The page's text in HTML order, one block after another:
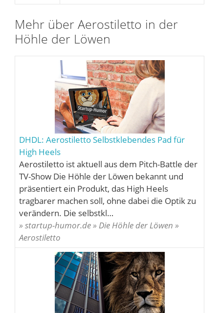
Mehr über Aerostiletto in der
Höhle der Löwen
DHDL: Aerostiletto Selbstklebendes Pad für
High Heels
Aerostiletto ist aktuell aus dem Pitch-Battle der
TV-Show Die Höhle der Löwen bekannt und
präsentiert ein Produkt, das High Heels
tragbarer machen soll, ohne dabei die Optik zu
verändern. Die selbstkl…
» startup-humor.de » Die Höhle der Löwen »
Aerostiletto